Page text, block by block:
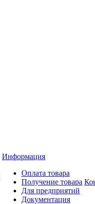
Информация
Оплата товара
Получение товара
Для предприятий
Документация